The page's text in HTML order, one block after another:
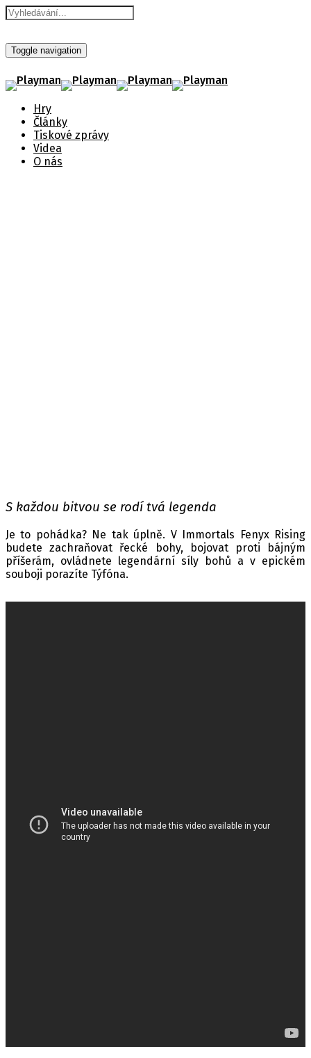
Toggle navigation
Hry
Články
Tiskové zprávy
Videa
O nás
S každou bitvou se rodí tvá legenda
Je to pohádka? Ne tak úplně. V Immortals Fenyx Rising
budete zachraňovat řecké bohy, bojovat proti bájným
příšerám, ovládnete legendární síly bohů a v epickém
souboji porazíte Týfóna.